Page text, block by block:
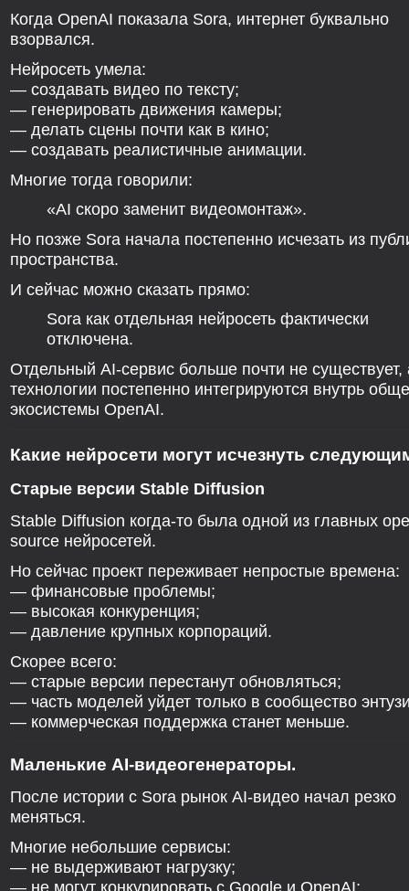
Когда OpenAI показала Sora, интернет буквально
взорвался.
Нейросеть умела:
— создавать видео по тексту;
— генерировать движения камеры;
— делать сцены почти как в кино;
— создавать реалистичные анимации.
Многие тогда говорили:
«AI скоро заменит видеомонтаж».
Но позже Sora начала постепенно исчезать из
пространства.
И сейчас можно сказать прямо:
Sora как отдельная нейросеть фактически
отключена.
Отдельный AI-сервис больше почти не существует,
технологии постепенно интегрируются внутрь
экосистемы OpenAI.
Какие нейросети могут исчезнуть
Старые версии Stable Diffusion
Stable Diffusion когда-то была одной из главных
source нейросетей.
Но сейчас проект переживает непростые времена:
— финансовые проблемы;
— высокая конкуренция;
— давление крупных корпораций.
Скорее всего:
— старые версии перестанут обновляться;
— часть моделей уйдет только в сообщество
— коммерческая поддержка станет меньше.
Маленькие AI-видеогенераторы.
После истории с Sora рынок AI-видео начал резко
меняться.
Многие небольшие сервисы:
— не выдерживают нагрузку;
— не могут конкурировать с Google и OpenAI;